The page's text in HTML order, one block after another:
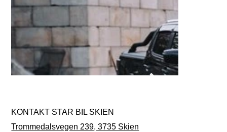
KONTAKT STAR BIL SKIEN
Trommedalsvegen 239, 3735 Skien